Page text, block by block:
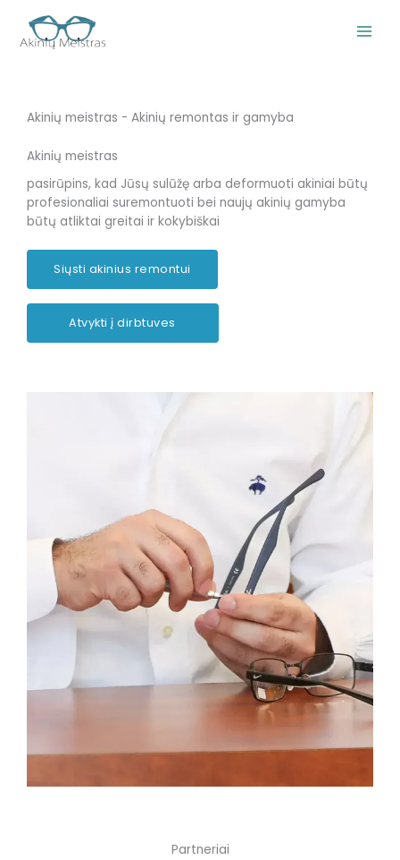
turinio
Akinių meistras - Akinių remontas ir gamyba
Akinių meistras
pasirūpins, kad Jūsų sulūžę arba deformuoti akiniai būtų
profesionaliai suremontuoti bei naujų akinių gamyba
būtų atliktai greitai ir kokybiškai
Siųsti akinius remontui
Atvykti į dirbtuves
Partneriai